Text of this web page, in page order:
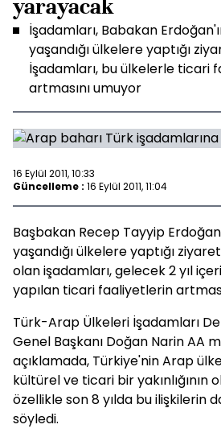
yarayacak
İşadamları, Babakan
yaşandığı ülkelere yaptığı
İşadamları, bu ülkelerle ticari
artmasını umuyor
16 Eylül 2011, 10:33
Güncelleme : 16 Eylül 2011, 11:04
Başbakan Recep Tayyip
yaşandığı ülkelere yaptığı
olan işadamları, gelecek 2 yıl
yapılan ticari faaliyetlerin
Türk-Arap Ülkeleri İşadamları
Genel Başkanı Doğan Narin AA
açıklamada, Türkiye'nin Arap
kültürel ve ticari bir yakınlığının
özellikle son 8 yılda bu ilişkilerin
söyledi.